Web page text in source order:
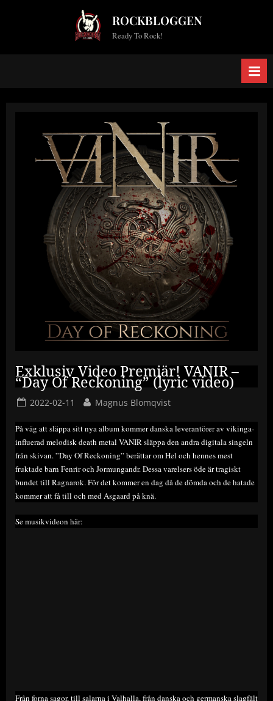
ROCKBLOGGEN
Ready To Rock!
Exklusiv Video Premiär! VANIR –
“Day Of Reckoning” (lyric video)
Posted
2022-02-11 By
Magnus Blomqvist
På väg att släppa sitt nya album kommer danska leverantörer av vikinga-
influerad melodisk death metal VANIR släppa den andra digitala singeln
från skivan. ”Day Of Reckoning” berättar om Hel och hennes mest
fruktade barn Fenrir och Jormungandr. Dessa varelsers öde är tragiskt
bundet till Ragnarok. För det kommer en dag då de dömda och de hatade
kommer att få till och med Asgaard på knä.
Se musikvideon här:
Från forna sagor, till salarna i Valhalla, från danska och germanska slagfält